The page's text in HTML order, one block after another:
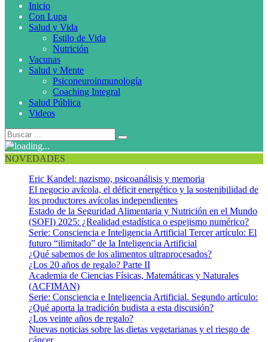
Inicio
Con Lupa
Salud y Vida
Estilo de Vida
Nutrición
Vacunas
Salud y Mente
Psiconeuroinmunología
Coaching Integral
Salud Pública
Videos
NOVEDADES
Eric Kandel: nazismo, psicoanálisis y memoria
El negocio avícola, el déficit energético y la sostenibilidad de
los productores avícolas independientes
Estado de la Seguridad Alimentaria y Nutrición en el Mundo
(SOFI) 2025: ¿Realidad estadística o espejismo numérico?
Serie: Consciencia e Inteligencia Artificial Tercer artículo: El
futuro “ilimitado” de la Inteligencia Artificial
¿Qué sabemos de los alimentos ultraprocesados?
¿Los 20 años de regalo? Parte II
Academia de Ciencias Físicas, Matemáticas y Naturales
(ACFIMAN)
Serie: Consciencia e Inteligencia Artificial. Segundo artículo:
¿Qué aporta la tradición budista a esta discusión?
¿Los veinte años de regalo?
Nuevas noticias sobre las dietas vegetarianas y el riesgo de
cáncer